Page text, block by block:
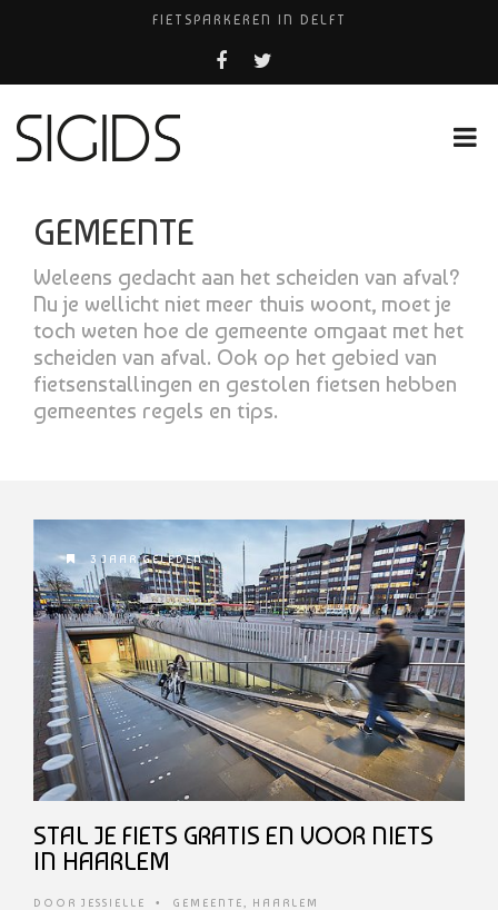
FIETSPARKEREN IN DELFT
PIZZERIA POMPEÏ ￼
BELEEF DE MAGIE VAN FILM BIJ KINEPOLIS
GEMEENTE
Weleens gedacht aan het scheiden van afval?
Nu je wellicht niet meer thuis woont, moet je
toch weten hoe de gemeente omgaat met het
scheiden van afval. Ook op het gebied van
fietsenstallingen en gestolen fietsen hebben
gemeentes regels en tips.
3 JAAR GELEDEN
STAL JE FIETS GRATIS EN VOOR NIETS
IN HAARLEM
DOOR JESSIELLE • GEMEENTE HAARLEM